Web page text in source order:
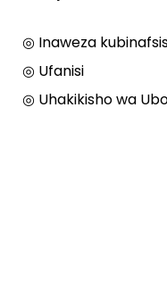
◎ Inaweza
◎ Ufanisi
◎ Uhakikisho wa